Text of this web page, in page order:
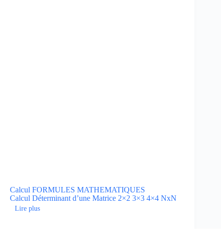
Calcul FORMULES MATHEMATIQUES
Calcul Déterminant d’une Matrice 2×2 3×3 4×4 NxN
Lire plus